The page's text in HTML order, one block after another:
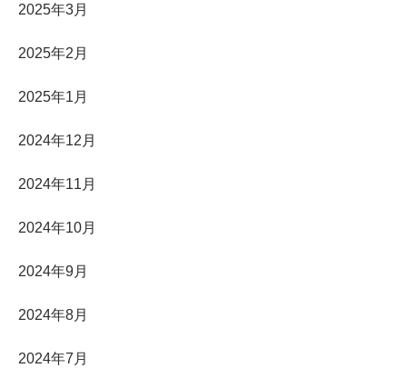
2025年3月
2025年2月
2025年1月
2024年12月
2024年11月
2024年10月
2024年9月
2024年8月
2024年7月